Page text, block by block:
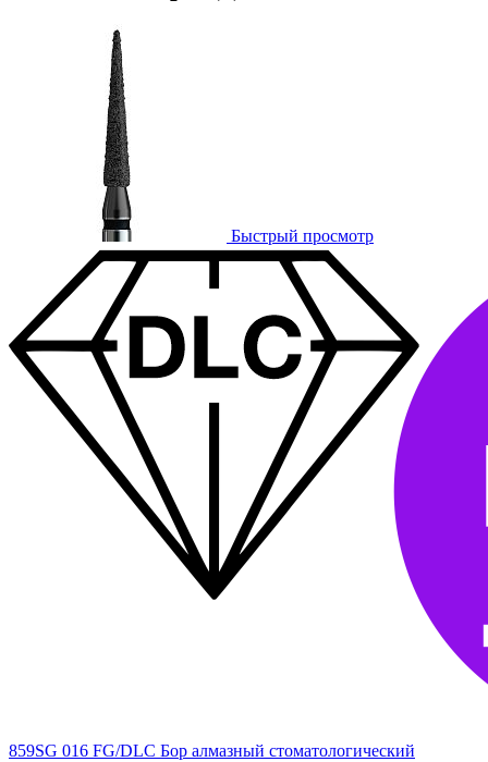
Быстрый просмотр
859SG 016 FG/DLC Бор алмазный стоматологический